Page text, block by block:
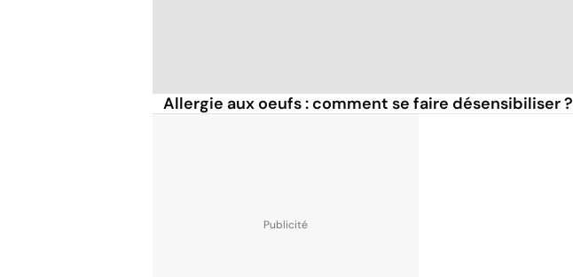
Allergie aux oeufs : comment se faire désensibiliser ?